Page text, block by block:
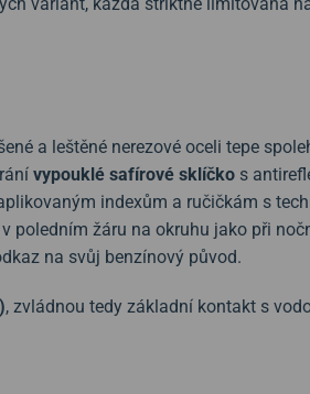
a leštěné nerezové oceli tepe
vypouklé safírové sklíčko s
indexům a ručičkám s
poledním žáru na okruhu jako při
na svůj benzínový původ.
, zvládnou tedy základní kontakt s